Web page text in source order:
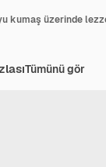
kumaş üzerinde
Tümünü gör